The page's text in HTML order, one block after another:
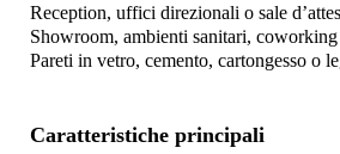
Reception, uffici direzionali o sale
Showroom, ambienti sanitari, coworking
Pareti in vetro, cemento, cartongesso o
Caratteristiche principali